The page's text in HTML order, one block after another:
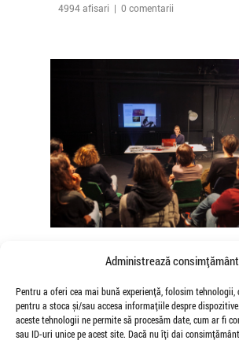
Administrează
Pentru a oferi cea mai bună experiență, folosim tehnologii,
pentru a stoca și/sau accesa informațiile despre
aceste tehnologii ne permite să procesăm date, cum ar fi
sau ID-uri unice pe acest site. Dacă nu îți dai
4994 afisari | 0 comentarii
Somatice susținute de
Mădălina Dan și Valentina De
Niculae
de Veioza Arte